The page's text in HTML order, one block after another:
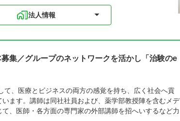
法人情報
集／グループのネットワークを活かし「治験のe
、医療とビジネスの両方の感覚を持ち、広く社会へ貢
ます。講師は同社社員および、薬学部教授陣を含むメデ
、医師・各方面の専門家の外部講師を招へいするなど力